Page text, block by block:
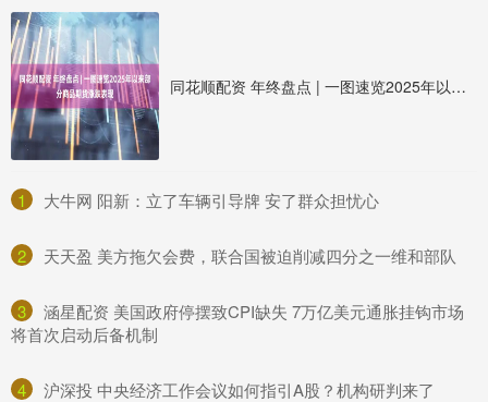
同花顺配资 年终盘点 | 一图速览2025年以来部分商品期货涨跌表现
1 ​大牛网 阳新：立了车辆引导牌 安了群众担忧心
2 ​天天盈 美方拖欠会费，联合国被迫削减四分之一维和部队
3
​涵星配资 美国政府停摆致CPI缺失 7万亿美元通胀挂钩市场
将首次启动后备机制
4 ​沪深投 中央经济工作会议如何指引A股？机构研判来了